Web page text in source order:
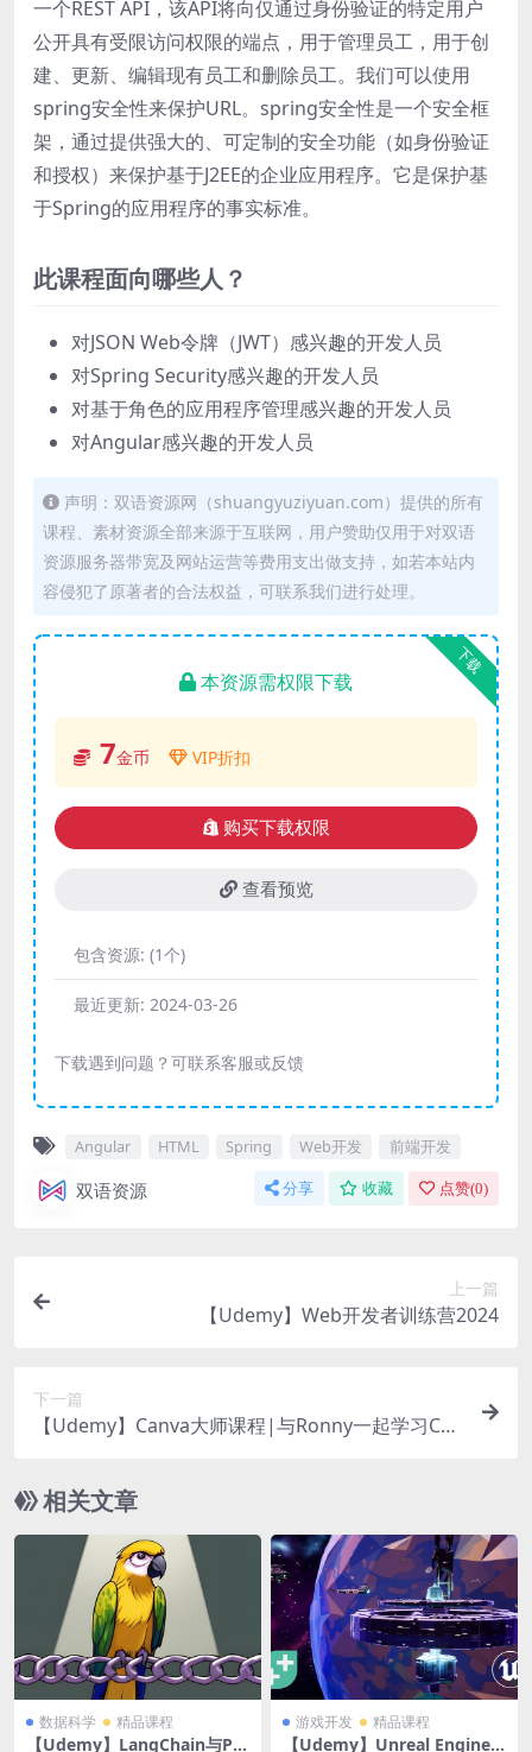
一个REST API，该API将向仅通过身份验证的特定用户
公开具有受限访问权限的端点，用于管理员工，用于创
建、更新、编辑现有员工和删除员工。我们可以使用
spring安全性来保护URL。spring安全性是一个安全框
架，通过提供强大的、可定制的安全功能（如身份验证
和授权）来保护基于J2EE的企业应用程序。它是保护基
于Spring的应用程序的事实标准。
此课程面向哪些人？
对JSON Web令牌（JWT）感兴趣的开发人员
对Spring Security感兴趣的开发人员
对基于角色的应用程序管理感兴趣的开发人员
对Angular感兴趣的开发人员
声明：双语资源网（shuangyuziyuan.com）提供的所有
课程、素材资源全部来源于互联网，用户赞助仅用于对双语
资源服务器带宽及网站运营等费用支出做支持，如若本站内
容侵犯了原著者的合法权益，可联系我们进行处理。
下载
本资源需权限下载
7金币 VIP折扣
购买下载权限
查看预览
包含资源: (1个)
最近更新: 2024-03-26
下载遇到问题？可联系客服或反馈
Angular HTML Spring Web开发 前端开发
双语资源 分享 收藏 点赞(0)
上一篇
【Udemy】Web开发者训练营2024
下一篇
【Udemy】Canva大师课程|与Ronny一起学习Can
相关文章
数据科学 精品课程
【Udemy】LangChain与Pyt
游戏开发 精品课程
【Udemy】Unreal Engine 5